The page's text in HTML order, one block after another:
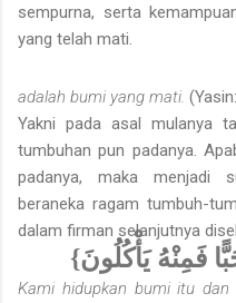
sempurna, serta
yang telah mati.
adalah bumi yang mati.
Yakni pada asal mulanya
tumbuhan pun padanya.
padanya, maka menjadi
beraneka ragam tumbuh-
dalam firman selanjutnya
فَمِنْهُ يَأْكُلُونَ}
Kami hidupkan bumi itu dan